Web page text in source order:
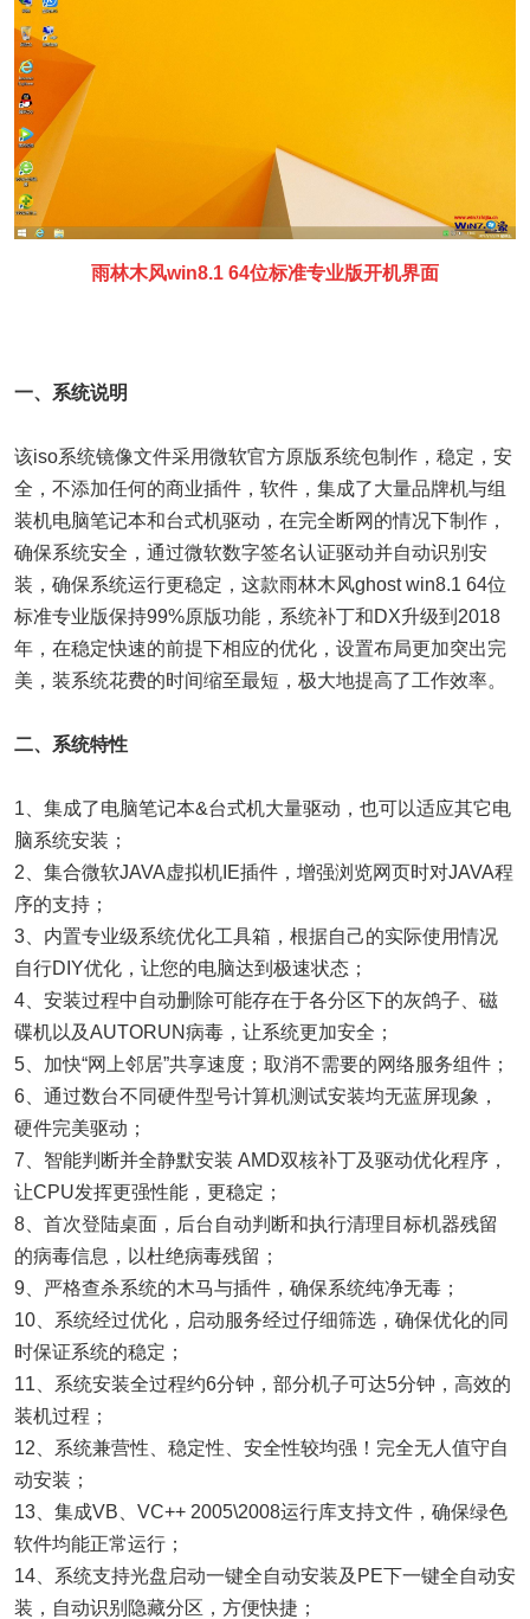
雨林木风win8.1 64位标准专业版开机界面
一、系统说明
该iso系统镜像文件采用微软官方原版系统包制作，稳定，安
全，不添加任何的商业插件，软件，集成了大量品牌机与组
装机电脑笔记本和台式机驱动，在完全断网的情况下制作，
确保系统安全，通过微软数字签名认证驱动并自动识别安
装，确保系统运行更稳定，这款雨林木风ghost win8.1 64位
标准专业版保持99%原版功能，系统补丁和DX升级到2018
年，在稳定快速的前提下相应的优化，设置布局更加突出完
美，装系统花费的时间缩至最短，极大地提高了工作效率。
二、系统特性
1、集成了电脑笔记本&台式机大量驱动，也可以适应其它电
脑系统安装；
2、集合微软JAVA虚拟机IE插件，增强浏览网页时对JAVA程
序的支持；
3、内置专业级系统优化工具箱，根据自己的实际使用情况
自行DIY优化，让您的电脑达到极速状态；
4、安装过程中自动删除可能存在于各分区下的灰鸽子、磁
碟机以及AUTORUN病毒，让系统更加安全；
5、加快“网上邻居”共享速度；取消不需要的网络服务组件；
6、通过数台不同硬件型号计算机测试安装均无蓝屏现象，
硬件完美驱动；
7、智能判断并全静默安装 AMD双核补丁及驱动优化程序，
让CPU发挥更强性能，更稳定；
8、首次登陆桌面，后台自动判断和执行清理目标机器残留
的病毒信息，以杜绝病毒残留；
9、严格查杀系统的木马与插件，确保系统纯净无毒；
10、系统经过优化，启动服务经过仔细筛选，确保优化的同
时保证系统的稳定；
11、系统安装全过程约6分钟，部分机子可达5分钟，高效的
装机过程；
12、系统兼营性、稳定性、安全性较均强！完全无人值守自
动安装；
13、集成VB、VC++ 2005\2008运行库支持文件，确保绿色
软件均能正常运行；
14、系统支持光盘启动一键全自动安装及PE下一键全自动安
装，自动识别隐藏分区，方便快捷；